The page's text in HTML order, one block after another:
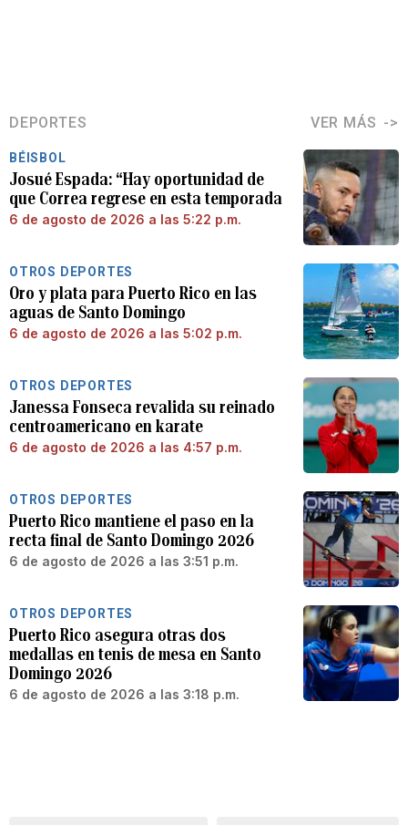
DEPORTES VER MÁS
BÉISBOL
Josué Espada: “Hay oportunidad de
que Correa regrese en esta temporada
6 de agosto de 2026 a las 5:22 p.m.
OTROS DEPORTES
Oro y plata para Puerto Rico en las
aguas de Santo Domingo
6 de agosto de 2026 a las 5:02 p.m.
OTROS DEPORTES
Janessa Fonseca revalida su reinado
centroamericano en karate
6 de agosto de 2026 a las 4:57 p.m.
OTROS DEPORTES
Puerto Rico mantiene el paso en la
recta final de Santo Domingo 2026
6 de agosto de 2026 a las 3:51 p.m.
OTROS DEPORTES
Puerto Rico asegura otras dos
medallas en tenis de mesa en Santo
Domingo 2026
6 de agosto de 2026 a las 3:18 p.m.